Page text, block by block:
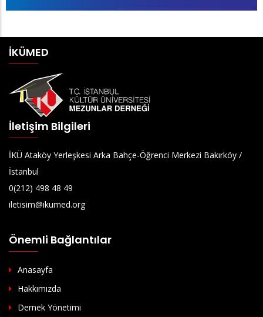
İKÜMED
İletişim Bilgileri
İKÜ Ataköy Yerleşkesi Arka Bahçe-Öğrenci Merkezi Bakırköy /
İstanbul
0(212) 498 48 49
iletisim@ikumed.org
Önemli Bağlantılar
Anasayfa
Hakkımızda
Dernek Yönetimi